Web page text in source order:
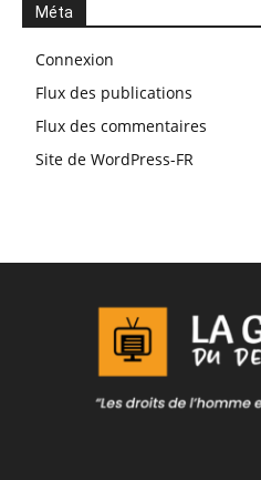
Méta
Connexion
Flux des publications
Flux des commentaires
Site de WordPress-FR